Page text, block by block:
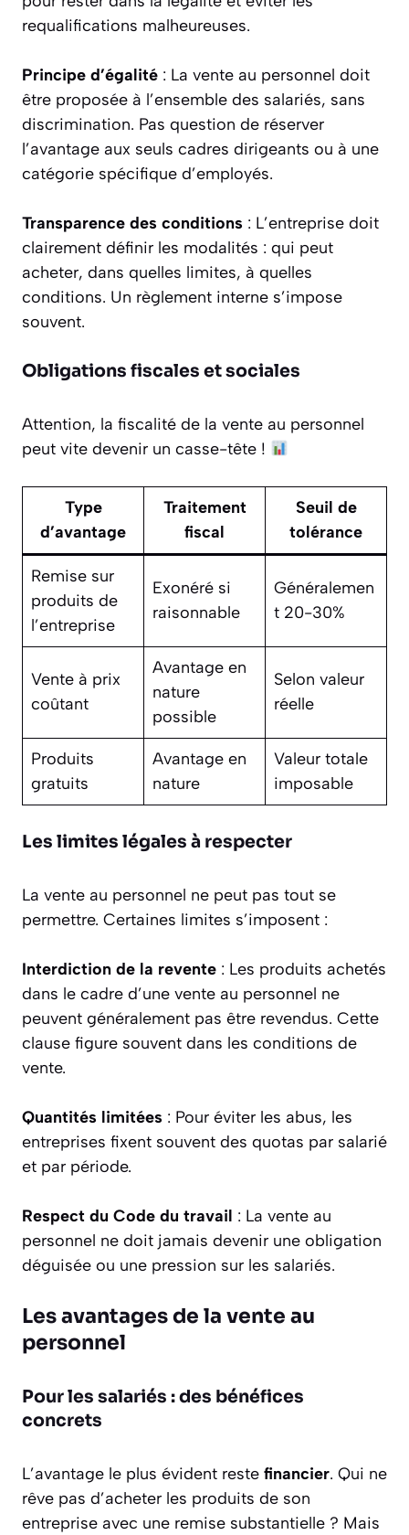
requalifications malheureuses.
Principe d’égalité : La vente au personnel doit
être proposée à l’ensemble des salariés, sans
discrimination. Pas question de réserver
l’avantage aux seuls cadres dirigeants ou à une
catégorie spécifique d’employés.
Transparence des conditions : L’entreprise doit
clairement définir les modalités : qui peut
acheter, dans quelles limites, à quelles
conditions. Un règlement interne s’impose
souvent.
Obligations fiscales et sociales
Attention, la fiscalité de la vente au personnel
peut vite devenir un casse-tête !
Type
d’avantage
Traitement
fiscal
Seuil de
tolérance
Remise sur
produits de
l’entreprise
Exonéré si
raisonnable
Généralemen
t 20-30%
Vente à prix
coûtant
Avantage en
nature
possible
Selon valeur
réelle
Produits
gratuits
Avantage en
nature
Valeur totale
imposable
Les limites légales à respecter
La vente au personnel ne peut pas tout se
permettre. Certaines limites s’imposent :
Interdiction de la revente : Les produits achetés
dans le cadre d’une vente au personnel ne
peuvent généralement pas être revendus. Cette
clause figure souvent dans les conditions de
vente.
Quantités limitées : Pour éviter les abus, les
entreprises fixent souvent des quotas par salarié
et par période.
Respect du Code du travail : La vente au
personnel ne doit jamais devenir une obligation
déguisée ou une pression sur les salariés.
Les avantages de la vente au
personnel
Pour les salariés : des bénéfices
concrets
L’avantage le plus évident reste financier. Qui ne
rêve pas d’acheter les produits de son
entreprise avec une remise substantielle ? Mais